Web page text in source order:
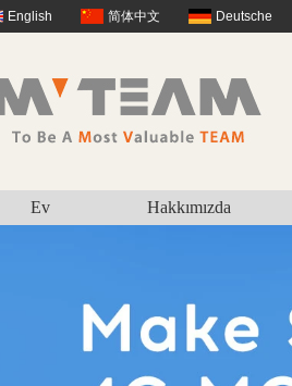
English 简体中文 Deutsche
Ev Hakkımızda